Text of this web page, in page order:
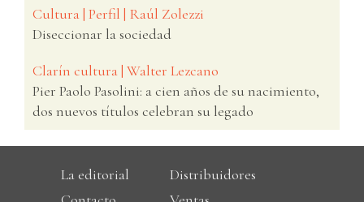
Cultura | Perfil | Raúl Zolezzi
Diseccionar la sociedad
Clarín cultura | Walter Lezcano
Pier Paolo Pasolini: a cien años de su nacimiento,
dos nuevos títulos celebran su legado
La editorial
Distribuidores